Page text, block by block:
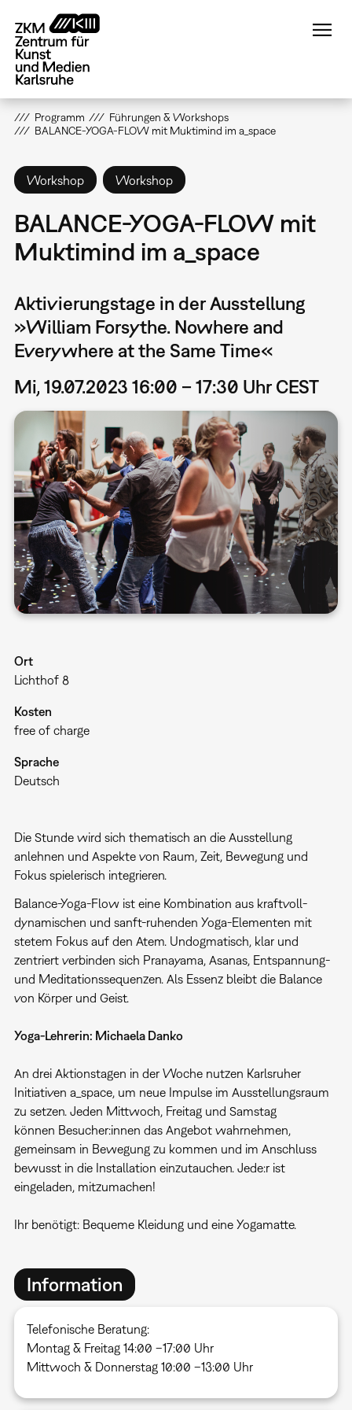
zum
Inhalt
Programm
Führungen & Workshops
BALANCE-YOGA-FLOW mit Muktimind im a_space
Workshop Workshop
BALANCE-YOGA-FLOW mit
Muktimind im a_space
Aktivierungstage in der Ausstellung
»William Forsythe. Nowhere and
Everywhere at the Same Time«
Mi, 19.07.2023 16:00 – 17:30 Uhr CEST
Ort
Lichthof 8
Kosten
free of charge
Sprache
Deutsch
Die Stunde wird sich thematisch an die Ausstellung
anlehnen und Aspekte von Raum, Zeit, Bewegung und
Fokus spielerisch integrieren.
Balance-Yoga-Flow ist eine Kombination aus kraftvoll-
dynamischen und sanft-ruhenden Yoga-Elementen mit
stetem Fokus auf den Atem. Undogmatisch, klar und
zentriert verbinden sich Pranayama, Asanas, Entspannung-
und Meditationssequenzen. Als Essenz bleibt die Balance
von Körper und Geist.
Yoga-Lehrerin: Michaela Danko
An drei Aktionstagen in der Woche nutzen Karlsruher
Initiativen a_space, um neue Impulse im Ausstellungsraum
zu setzen. Jeden Mittwoch, Freitag und Samstag
können Besucher:innen das Angebot wahrnehmen,
gemeinsam in Bewegung zu kommen und im Anschluss
bewusst in die Installation einzutauchen. Jede:r ist
eingeladen, mitzumachen!
Ihr benötigt: Bequeme Kleidung und eine Yogamatte.
Information
Telefonische Beratung:
Montag & Freitag 14:00 –17:00 Uhr
Mittwoch & Donnerstag 10:00 –13:00 Uhr